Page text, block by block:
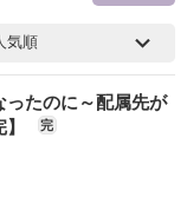
を含む
ったのに～配属先が
完